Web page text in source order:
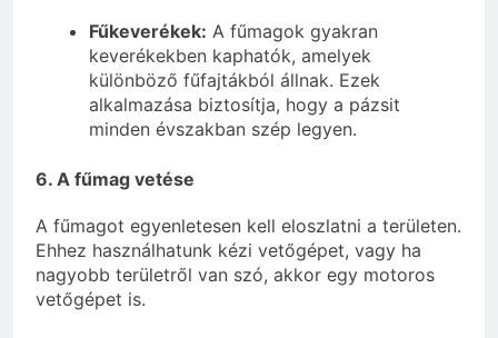
Fűkeverékek: A fűmagok gyakran
keverékekben kaphatók, amelyek
különböző fűfajtákból állnak. Ezek
alkalmazása biztosítja, hogy a pázsit
minden évszakban szép legyen.
6. A fűmag vetése
A fűmagot egyenletesen kell eloszlatni a területen.
Ehhez használhatunk kézi vetőgépet, vagy ha
nagyobb területről van szó, akkor egy motoros
vetőgépet is.